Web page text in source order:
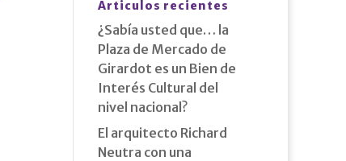
Articulos recientes
¿Sabía usted que… la
Plaza de Mercado de
Girardot es un Bien de
Interés Cultural del
nivel nacional?
El arquitecto Richard
Neutra con una